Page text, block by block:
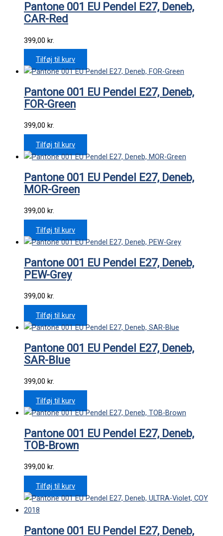
Pantone 001 EU Pendel E27, Deneb,
CAR-Red
399,00 kr.
Tilføj til kurv
Pantone 001 EU Pendel E27, Deneb,
FOR-Green
399,00 kr.
Tilføj til kurv
Pantone 001 EU Pendel E27, Deneb,
MOR-Green
399,00 kr.
Tilføj til kurv
Pantone 001 EU Pendel E27, Deneb,
PEW-Grey
399,00 kr.
Tilføj til kurv
Pantone 001 EU Pendel E27, Deneb,
SAR-Blue
399,00 kr.
Tilføj til kurv
Pantone 001 EU Pendel E27, Deneb,
TOB-Brown
399,00 kr.
Tilføj til kurv
Pantone 001 EU Pendel E27, Deneb,